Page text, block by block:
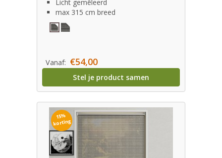
Licht gemêleerd
max 315 cm breed
Vanaf: €54,00
Stel je product samen
15%
korting